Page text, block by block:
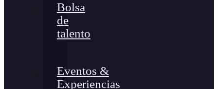
Bolsa
de
talento
Eventos &
Experiencias